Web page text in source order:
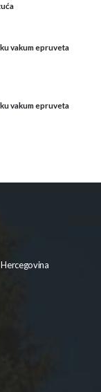
vakum epruveta
vakum epruveta